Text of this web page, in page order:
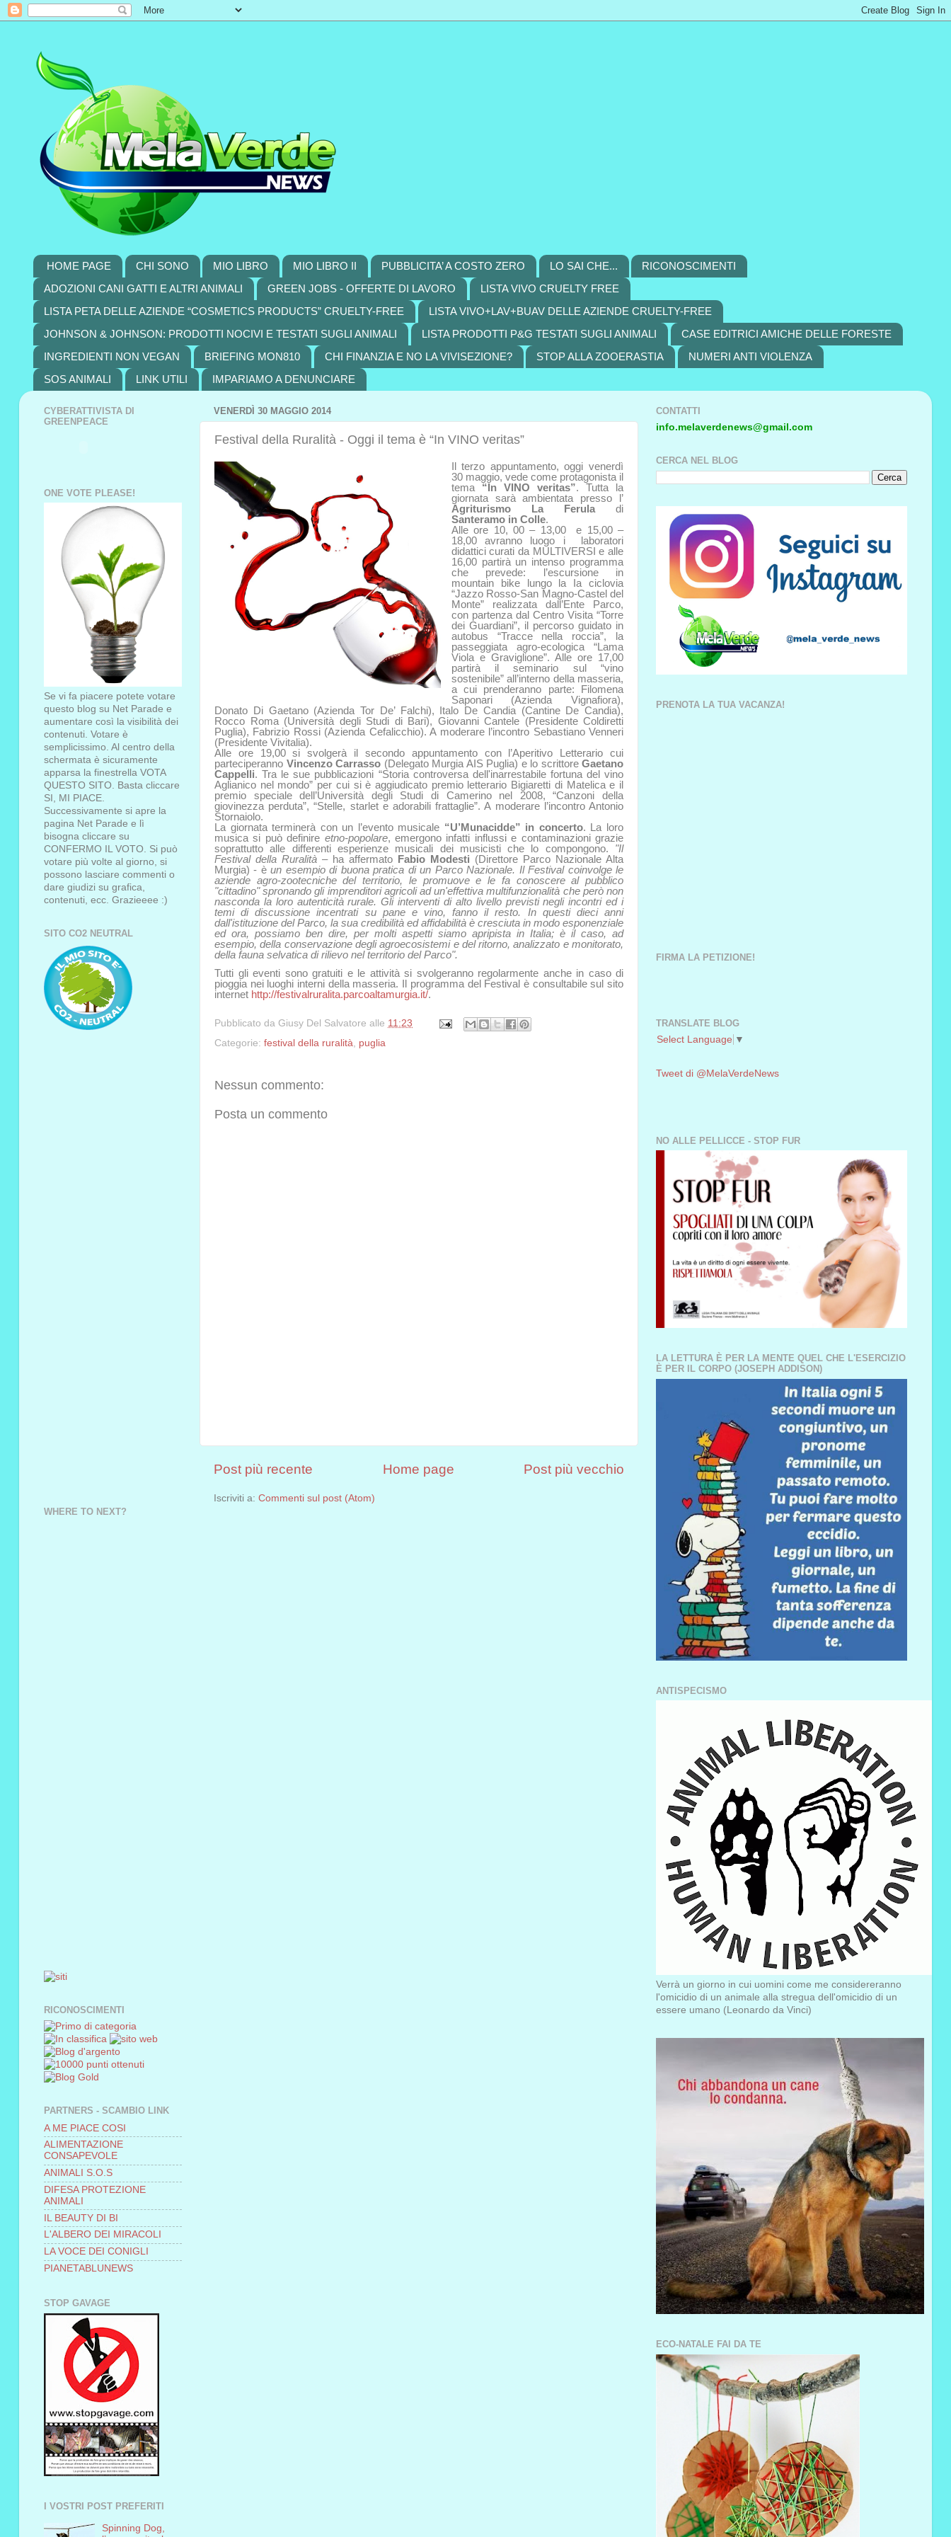
HOME PAGE CHI SONO MIO LIBRO MIO LIBRO II PUBBLICITA’ A COSTO ZERO LO SAI CHE...
RICONOSCIMENTI
ADOZIONI CANI GATTI E ALTRI ANIMALI
GREEN JOBS - OFFERTE DI LAVORO
LISTA VIVO CRUELTY FREE
LISTA PETA DELLE AZIENDE “COSMETICS PRODUCTS” CRUELTY-FREE
LISTA VIVO+LAV+BUAV DELLE AZIENDE CRUELTY-FREE
JOHNSON & JOHNSON: PRODOTTI NOCIVI E TESTATI SUGLI ANIMALI
LISTA PRODOTTI P&G TESTATI SUGLI ANIMALI
CASE EDITRICI AMICHE DELLE FORESTE
INGREDIENTI NON VEGAN
BRIEFING MON810 CHI FINANZIA E NO LA VIVISEZIONE? STOP ALLA ZOOERASTIA
NUMERI ANTI VIOLENZA
SOS ANIMALI
LINK UTILI IMPARIAMO A DENUNCIARE
VENERDÌ 30 MAGGIO 2014
Festival della Ruralità - Oggi il tema è “In VINO veritas”
Il terzo appuntamento, oggi venerdì
30 maggio, vede come protagonista il
tema “In VINO veritas”. Tutta la
giornata sarà ambientata presso l’
Agriturismo La Feruladi
Santeramo in Colle.
Alle ore 10, 00 – 13,00 e 15,00 –
18,00 avranno luogo i laboratori
didattici curati da MULTIVERSI e alle
16,00 partirà un intenso programma
che prevede: l’escursione in
mountain bike lungo la Ia ciclovia
“Jazzo Rosso-San Magno-Castel del
Monte” realizzata dall’Ente Parco,
con partenza dal Centro Visita “Torre
dei Guardiani”, il percorso guidato in
autobus “Tracce nella roccia”, la
passeggiata agro-ecologica “Lama
Viola e Graviglione”. Alle ore 17,00
partirà il seminario sul “vino
sostenibile” all’interno della masseria,
a cui prenderanno parte: Filomena
Saponari (Azienda Vignafiora),
Donato Di Gaetano (Azienda Tor De’ Falchi), Italo De Candia (Cantine De Candia),
Rocco Roma (Università degli Studi di Bari), Giovanni Cantele (Presidente Coldiretti
Puglia), Fabrizio Rossi (Azienda Cefalicchio). A moderare l’incontro Sebastiano Venneri
(Presidente Vivitalia).
Alle ore 19,00 si svolgerà il secondo appuntamento con l’Aperitivo Letterario cui
parteciperanno Vincenzo Carrasso (Delegato Murgia AIS Puglia) e lo scrittore Gaetano
Cappelli. Tra le sue pubblicazioni “Storia controversa dell'inarrestabile fortuna del vino
Aglianico nel mondo” per cui si è aggiudicato premio letterario Bigiaretti di Matelica e il
premio speciale dell’Università degli Studi di Camerino nel 2008, “Canzoni della
giovinezza perduta”, “Stelle, starlet e adorabili frattaglie”. A moderare l’incontro Antonio
Stornaiolo.
La giornata terminerà con un l’evento musicale “U’Munacidde” in concerto. La loro
musica si può definire etno-popolare, emergono infatti influssi e contaminazioni grazie
soprattutto alle differenti esperienze musicali dei musicisti che lo compongono. "Il
Festival della Ruralità – ha affermato Fabio Modesti (Direttore Parco Nazionale Alta
Murgia) - èun esempio di buona pratica di un Parco Nazionale. Il Festival coinvolge le
aziende agro-zootecniche del territorio, le promuove e le fa conoscere al pubblico
"cittadino" spronando gli imprenditori agricoli ad un'effettiva multifunzionalità che però non
nasconda la loro autenticità rurale. Gli interventi di alto livello previsti negli incontri ed i
temi di discussione incentrati su pane e vino, fanno il resto. In questi dieci anni
dall'istituzione del Parco, la sua credibilità ed affidabilità è cresciuta in modo esponenziale
ed ora, possiamo ben dire, per molti aspetti siamo apripista in Italia; è il caso, ad
esempio, della conservazione degli agroecosistemi e del ritorno, analizzato e monitorato,
della fauna selvatica di rilievo nel territorio del Parco".
Tutti gli eventi sono gratuiti e le attività si svolgeranno regolarmente anche in caso di
pioggia nei luoghi interni della masseria. Il programma del Festival è consultabile sul sito
internet http://festivalruralita.parcoaltamurgia.it/.
Pubblicato da Giusy Del Salvatore alle 11:23
Categorie: festival della ruralità puglia
Nessun commento:
Posta un commento
Post più recente Post più vecchio
Home page
Iscriviti a: Commenti sul post (Atom)
CYBERATTIVISTA DI
GREENPEACE
ONE VOTE PLEASE!
Se vi fa piacere potete votare
questo blog su Net Parade e
aumentare così la visibilità dei
contenuti. Votare è
semplicissimo. Al centro della
schermata è sicuramente
apparsa la finestrella VOTA
QUESTO SITO. Basta cliccare
SI, MI PIACE.
Successivamente si apre la
pagina Net Parade e lì
bisogna cliccare su
CONFERMO IL VOTO. Si può
votare più volte al giorno, si
possono lasciare commenti o
dare giudizi su grafica,
contenuti, ecc. Grazieeee :)
SITO CO2 NEUTRAL
WHERE TO NEXT?
RICONOSCIMENTI
PARTNERS - SCAMBIO LINK
A ME PIACE COSI
ALIMENTAZIONE
CONSAPEVOLE
ANIMALI S.O.S
DIFESA PROTEZIONE
ANIMALI
IL BEAUTY DI BI
L'ALBERO DEI MIRACOLI
LA VOCE DEI CONIGLI
PIANETABLUNEWS
STOP GAVAGE
I VOSTRI POST PREFERITI
Spinning Dog,
CONTATTI
info.melaverdenews@gmail.com
CERCA NEL BLOG
PRENOTA LA TUA VACANZA!
FIRMA LA PETIZIONE!
TRANSLATE BLOG
Select Language ▼
Tweet di @MelaVerdeNews
NO ALLE PELLICCE - STOP FUR
LA LETTURA È PER LA MENTE QUEL CHE L'ESERCIZIO
È PER IL CORPO (JOSEPH ADDISON)
ANTISPECISMO
Verrà un giorno in cui uomini come me considereranno
l'omicidio di un animale alla stregua dell'omicidio di un
essere umano (Leonardo da Vinci)
ECO-NATALE FAI DA TE